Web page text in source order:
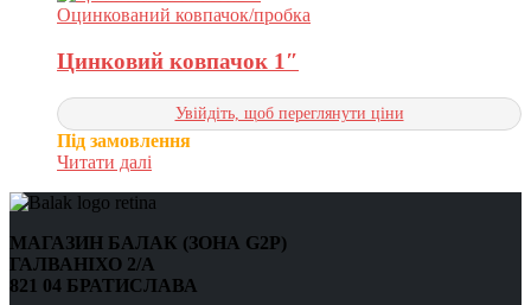
Оцинкований ковпачок/пробка
Цинковий ковпачок 1″
Увійдіть, щоб переглянути ціни
Під замовлення
Читати далі
МАГАЗИН БАЛАК (ЗОНА G2P)
ГАЛВАНІХО 2/А
821 04 БРАТИСЛАВА